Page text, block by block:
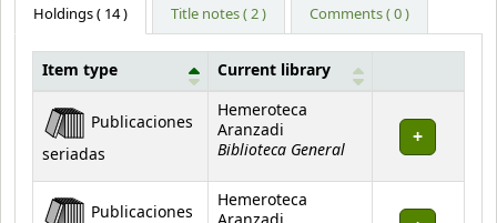
Holdings( 14 ) Title notes ( 2 ) Comments ( 0 )
Holdings
Item type Current library
Publicaciones
seriadas
Hemeroteca
Aranzadi
Biblioteca General
Publicaciones
Hemeroteca